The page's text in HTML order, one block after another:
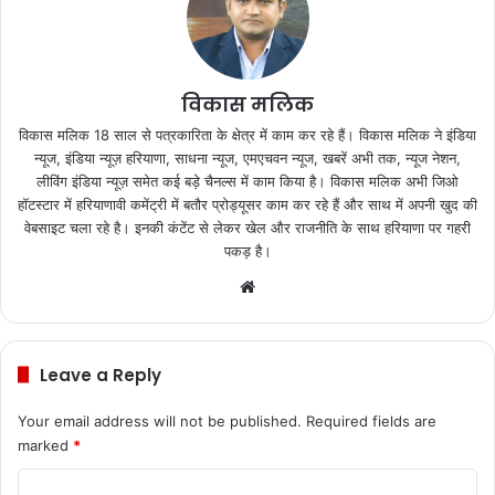
विकास मलिक
विकास मलिक 18 साल से पत्रकारिता के क्षेत्र में काम कर रहे हैं। विकास मलिक ने इंडिया
न्यूज, इंडिया न्यूज़ हरियाणा, साधना न्यूज, एमएचवन न्यूज, खबरें अभी तक, न्यूज नेशन,
लीविंग इंडिया न्यूज़ समेत कई बड़े चैनल्स में काम किया है। विकास मलिक अभी जिओ
हॉटस्टार में हरियाणावी कमेंट्री में बतौर प्रोड्यूसर काम कर रहे हैं और साथ में अपनी खुद की
वेबसाइट चला रहे है। इनकी कंटेंट से लेकर खेल और राजनीति के साथ हरियाणा पर गहरी
पकड़ है।
te
Leave a Reply
Your email address will not be published. Required fields are
marked *